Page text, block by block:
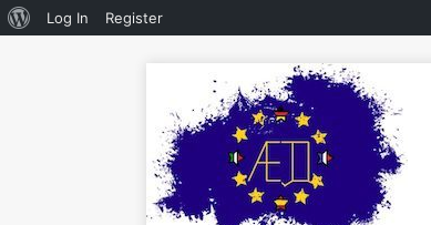
Log In Register